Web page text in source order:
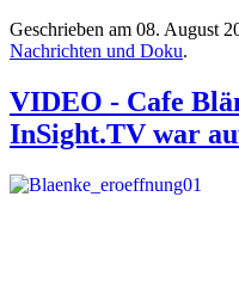
Geschrieben am 08. August
Nachrichten und Doku.
VIDEO - Cafe
InSight.TV war